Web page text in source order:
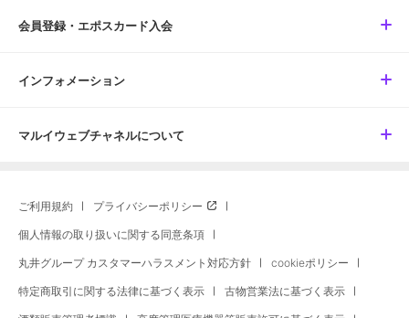
会員登録・エポスカード入会
インフォメーション
マルイウェブチャネルについて
ご利用規約 プライバシーポリシー
個人情報の取り扱いに関する同意条項
丸井グループ カスタマーハラスメント対応方針 cookieポリシー
特定商取引に関する法律に基づく表示 古物営業法に基づく表示